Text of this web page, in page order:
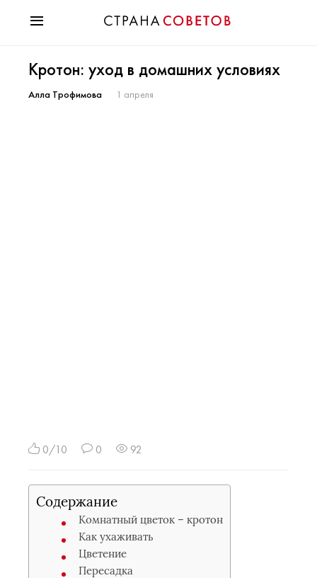
Мода
Звезды
Кротон: уход в домашних условиях
Алла Трофимова 1 апреля
0/10 0 92
Содержание
Комнатный цветок – кротон
Как ухаживать
Цветение
Пересадка